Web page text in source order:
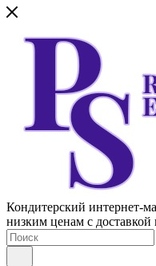
Кондитерский интернет-
низким ценам с доставкой